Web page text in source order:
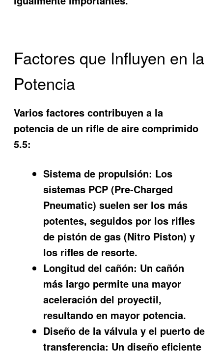
Factores que Influyen en la
Potencia
Varios factores contribuyen a la
potencia de un rifle de aire comprimido
5.5:
Sistema de propulsión: Los
sistemas PCP (Pre-Charged
Pneumatic) suelen ser los más
potentes, seguidos por los rifles
de pistón de gas (Nitro Piston) y
los rifles de resorte.
Longitud del cañón: Un cañón
más largo permite una mayor
aceleración del proyectil,
resultando en mayor potencia.
Diseño de la válvula y el puerto de
transferencia: Un diseño eficiente